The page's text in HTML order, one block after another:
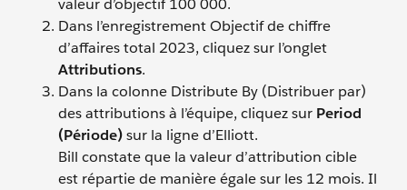
valeur d’objectif 100 000.
Dans l’enregistrement Objectif de chiffre
d’affaires total 2023, cliquez sur l’onglet
Attributions.
Dans la colonne Distribute By (Distribuer par)
des attributions à l’équipe, cliquez sur Period
(Période)sur la ligne d’Elliott.
Bill constate que la valeur d’attribution cible
est répartie de manière égale sur les 12 mois. Il